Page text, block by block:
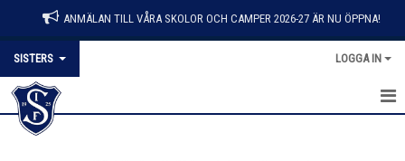
ANMÄLAN TILL VÅRA SKOLOR OCH CAMPER 2026-27 ÄR NU ÖPPNA!
SISTERS LOGGA IN
HEM